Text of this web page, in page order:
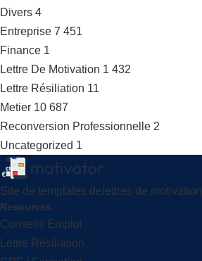
Divers 4
Entreprise 7 451
Finance 1
Lettre De Motivation 1 432
Lettre Résiliation 11
Metier 10 687
Reconversion Professionnelle 2
Uncategorized 1
Site de templates delettres de motivation
Resources
Conseils Emploi
Lettre Résiliation